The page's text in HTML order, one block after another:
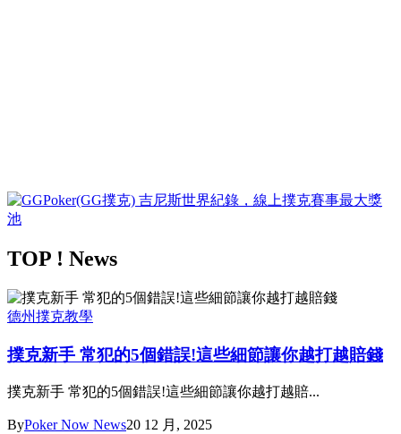
TOP ! News
德州撲克教學
撲克新手 常犯的5個錯誤!這些細節讓你越打越賠錢
撲克新手 常犯的5個錯誤!這些細節讓你越打越賠...
ByPoker Now News20 12 月, 2025